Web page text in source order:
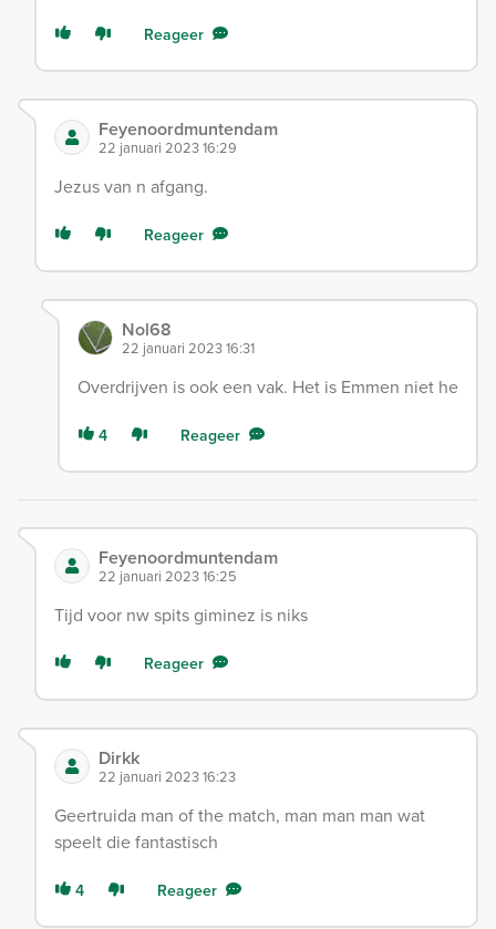
Reageer
Feyenoordmuntendam
22 januari 2023 16:29
Jezus van n afgang.
Reageer
Nol68
22 januari 2023 16:31
Overdrijven is ook een vak. Het is Emmen niet he
4 Reageer
Feyenoordmuntendam
22 januari 2023 16:25
Tijd voor nw spits giminez is niks
Reageer
Dirkk
22 januari 2023 16:23
Geertruida man of the match, man man man wat
speelt die fantastisch
4 Reageer